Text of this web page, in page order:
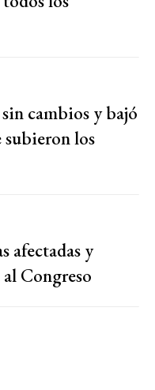
cambios y bajó
subieron los
afectadas y
Congreso